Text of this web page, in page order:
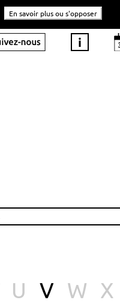
U V W X
En savoir plus ou s'opposer